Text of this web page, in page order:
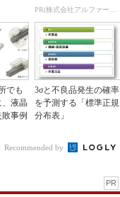
でも
、液晶
敗事例
3σと不良品発生の確率
を予測する「標準正規
分布表」
Recommended by
PR